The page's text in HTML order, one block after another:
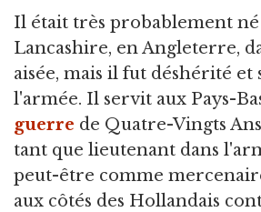
Il était très probablement né
Lancashire, en Angleterre,
aisée, mais il fut déshérité et
l'armée. Il servit aux Pays-
guerre de Quatre-Vingts
tant que lieutenant dans
peut-être comme
aux côtés des Hollandais